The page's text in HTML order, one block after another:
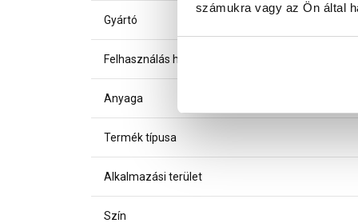
számukra vagy az Ön által
Gyártó
Felhasználás helye
Anyaga
Termék típusa
Alkalmazási terület
Szín